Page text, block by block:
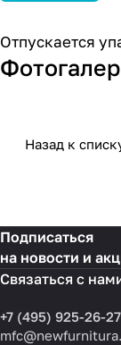
Отпускается
Назад к
Подписаться
на новости и
Связаться с
+7 (495) 925-26-27